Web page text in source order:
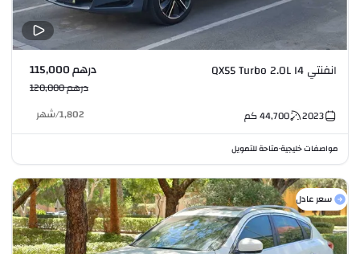
انفنتي QX55 Turbo 2.0L I4 درهم 115,000
درهم 120,000
2023
44,700كم 1,802
/شهر
مواصفات خليجية•متاحة للتمويل
سعر عادل